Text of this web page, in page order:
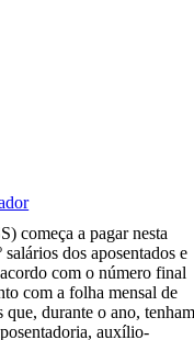
começa a pagar nesta
dos aposentados e
com o número final
com a folha mensal de
que, durante o ano,
auxílio-